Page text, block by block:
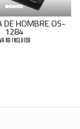
DE HOMBRE OS-
1284
NO INCLUIDO